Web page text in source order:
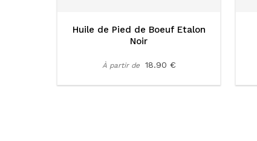
Huile de Pied de Boeuf Etalon
Noir
À partir de 18.90 €